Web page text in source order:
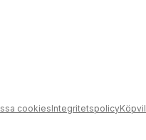
cookiesIntegritetspolicy